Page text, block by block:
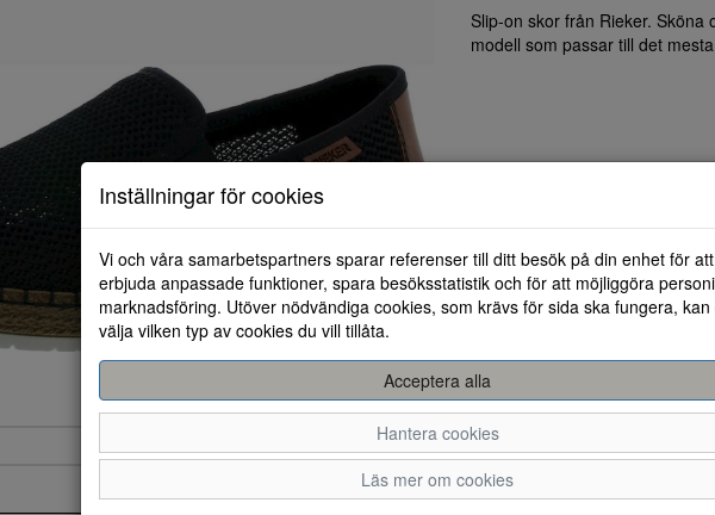
Slip-on skor från Rieker.
modell som passar till det
Inställningar för cookies
Vi och våra samarbetspartners sparar referenser till ditt besök på din enhet för
erbjuda anpassade funktioner, spara besöksstatistik och för att möjliggöra
marknadsföring. Utöver nödvändiga cookies, som krävs för sida ska fungera, kan
välja vilken typ av cookies du vill tillåta.
Acceptera alla
Hantera cookies
Läs mer om cookies